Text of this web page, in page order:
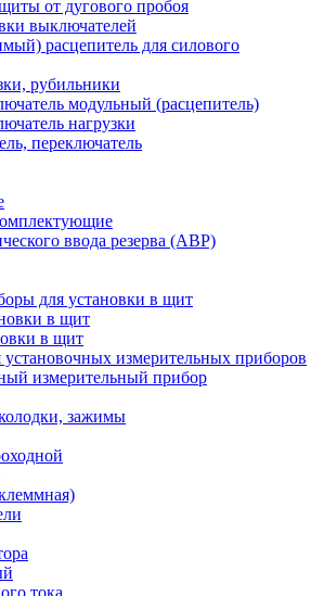
от дугового пробоя
выключателей
расцепитель для силового
рубильники
модульный (расцепитель)
нагрузки
переключатель
ввода резерва (АВР)
для установки в щит
в щит
в щит
измерительных приборов
измерительный прибор
зажимы
тока